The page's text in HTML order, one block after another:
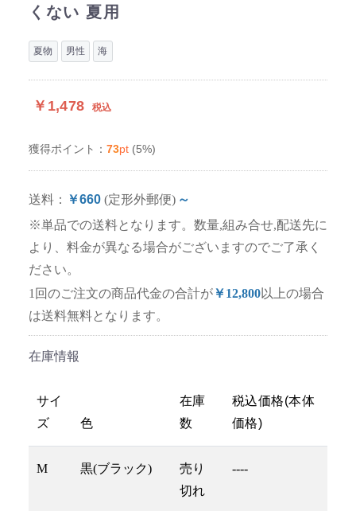
くない 夏用
夏物 男性 海
￥1,478 税込
獲得ポイント： 73pt (5%)
送料： ￥660 (定形外郵便) ～
※単品での送料となります。数量,組み合せ,配送先に
より、料金が異なる場合がございますのでご了承く
ださい。
1回のご注文の商品代金の合計が￥12,800以上の場合
は送料無料となります。
在庫情報
サイ
ズ
色
在庫
数
税込価格(本体
価格)
M 黒(ブラック)
売り
切れ
----